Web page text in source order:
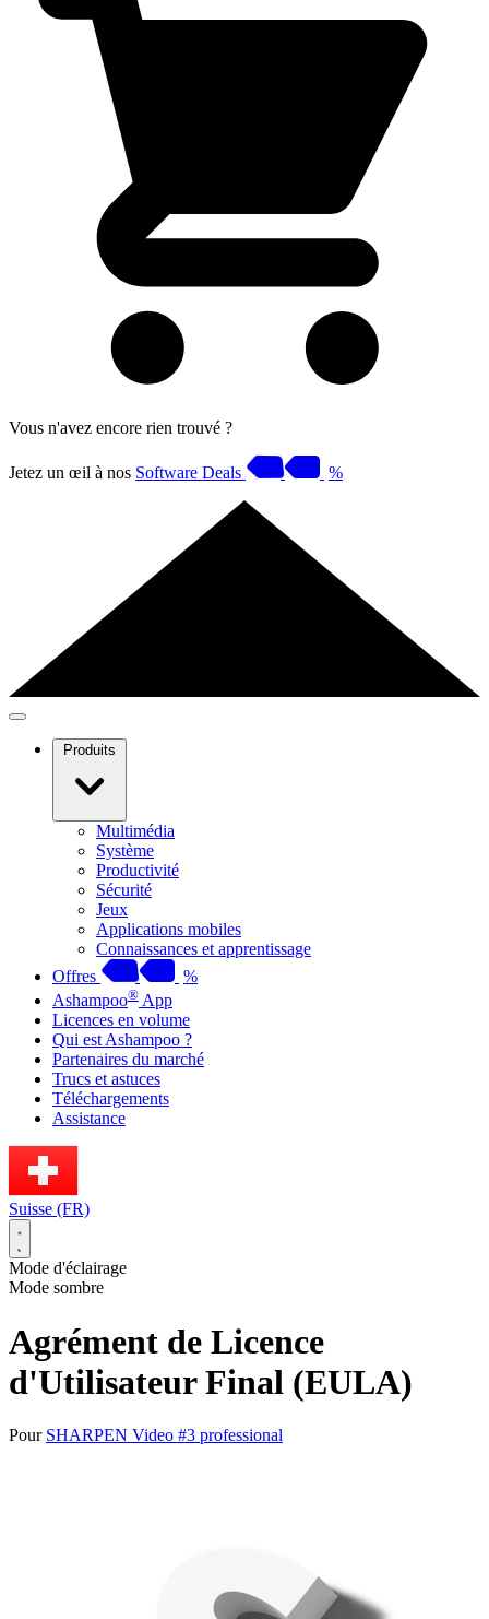
Vous n'avez encore rien trouvé ?
Jetez un œil à nos Software Deals %
Produits
Multimédia
Système
Productivité
Sécurité
Jeux
Applications mobiles
Connaissances et apprentissage
Offres
%
Ashampoo® App
Licences en volume
Qui est Ashampoo ?
Partenaires du marché
Trucs et astuces
Téléchargements
Assistance
Suisse (FR)
Mode d'éclairage
Mode sombre
Agrément de Licence
d'Utilisateur Final (EULA)
Pour SHARPEN Video #3 professional